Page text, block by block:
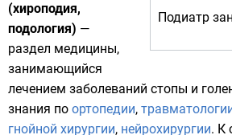
Подиатр
(хироподия,
подология) —
раздел медицины,
занимающийся
лечением заболеваний стопы и
знания по ортопедии,
гнойной хирургии, нейрохирургии. К